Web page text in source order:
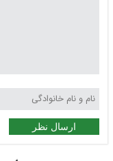
ارسال نظر